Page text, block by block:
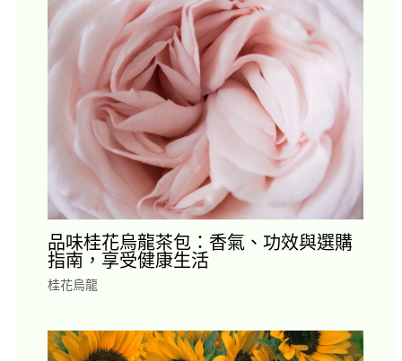
品味桂花烏龍茶包：香氣、功效與選購
指南，享受健康生活
桂花烏龍